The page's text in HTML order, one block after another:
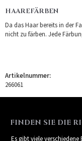
HAAREFÄRBEN
Da das Haar bereits in der
nicht zu färben. Jede
Artikelnummer:
266061
FINDEN SIE DIE
Es gibt viele